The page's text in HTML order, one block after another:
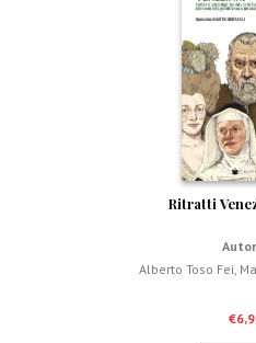
Ritratti
Alberto Toso Fei
€